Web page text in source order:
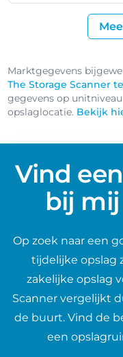
Marktgegevens
The Storage Scanner
gegevens op
opslaglocatie. Bekijk
Vind
bij
Op zoek naar een
tijdelijke opslag
zakelijke opslag
Scanner vergelijkt
de buurt. Vind de
een